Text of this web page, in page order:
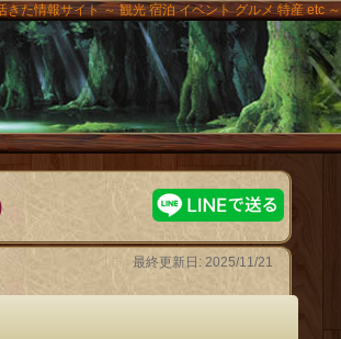
きた情報サイト ～ 観光 宿泊 イベント グルメ 特産 etc ～
最終更新日: 2025/11/21